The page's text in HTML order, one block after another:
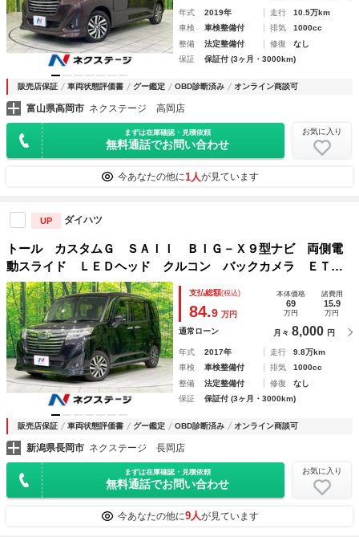
年式 2019年 走行
10.5万km
車検
車検整備付 排気
1000cc
整備
法定整備付 修復
なし
保証
保証付 (3ヶ月・3000km)
販売店保証 車両状態評価書 グー鑑定 OBD診断済み オンライン商談可
富山県高岡市 ネクステージ 高岡店
まずは在庫確認・見積依頼
無料通話でお問い合わせ
お気に入り
今あなたの他に1人が見ています
UP ダイハツ
トール カスタムＧ ＳＡＩＩ ＢＩＧ－Ｘ９型ナビ 両側電
動スライド ＬＥＤヘッド クルコン バックカメラ ＥＴ
Ｃ Ｂｌｕｅｔｏｏｔｈ ＣＤ／ＤＶＤ ドラレコ オートエ
アコン スマートキー 盗難防止装置 アイドリングストップ
支払総額(税込)
84.9 万円
本体価格
69
万円
諸費用
15.9
万円
通常ローン 月々 8,000 円
年式 2017年 走行
9.8万km
車検
車検整備付 排気
1000cc
整備
法定整備付 修復
なし
保証
保証付 (3ヶ月・3000km)
販売店保証 車両状態評価書 グー鑑定 OBD診断済み オンライン商談可
新潟県長岡市 ネクステージ 長岡店
まずは在庫確認・見積依頼
無料通話でお問い合わせ
お気に入り
今あなたの他に9人が見ています